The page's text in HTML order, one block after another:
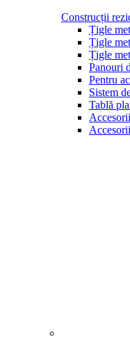
Construcții
Țigle
Țigle
Țigle
Panouri
Pentru
Sistem
Tablă
Accesorii